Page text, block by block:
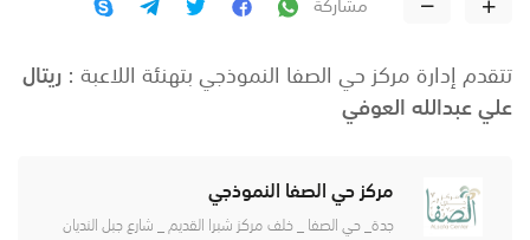
تتقدم إدارة مركز حي الصفا النموذجي بتهنئة اللاعبة :ريتال
علي عبدالله العوفي
مركز حي الصفا النموذجي
جدة_ حي الصفا _ خلف مركز شبرا القديم _ شارع جبل النديان